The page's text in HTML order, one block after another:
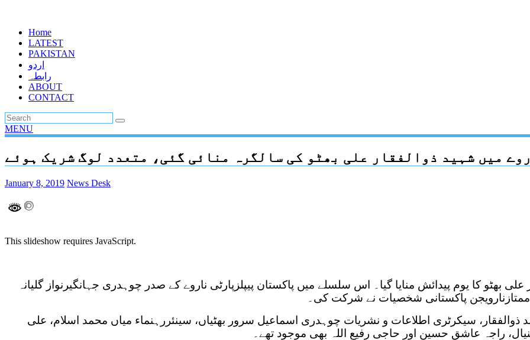
Home
LATEST
PAKISTAN
اردو
رابطہ
ABOUT
CONTACT
MENU
میں شہید ذوالفقار علی بھٹو کی سالگرہ منائی گئی، متعدد لوگ شریک ہوئے
January 8, 2019 News Desk
This slideshow requires JavaScript.
بھٹو کا یوم پیدائش منایا گیا۔ اس سلسلے میں پاکستان پیپلزپارٹی ناروے کے صدر چوہدری جہانگیرنواز گلیانہ
پاکستانی شخصیات نے شرکت کی۔
سیکرٹری اطلاعات و نشریات چوہدری اسماعیل سرور بھٹیاں، سینئررہنماء میاں محمد اسلام، علی
راجہ عاشق حسین اور حاجی رفیع اللہ بھی موجود تھے۔